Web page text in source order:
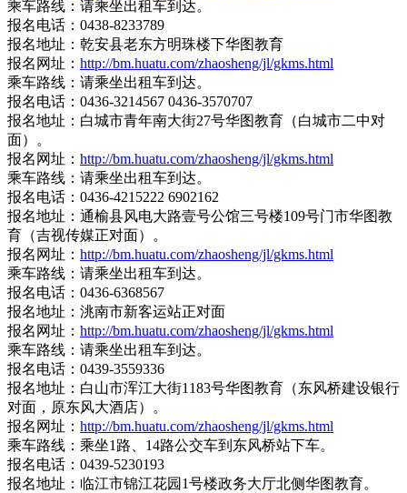
乘车路线：请乘坐出租车到达。
报名电话：0438-8233789
报名地址：乾安县老东方明珠楼下华图教育
报名网址： http://bm.huatu.com/zhaosheng/jl/gkms.html
乘车路线：请乘坐出租车到达。
报名电话：0436-3214567 0436-3570707
报名地址：白城市青年南大街27号华图教育（白城市二中对
面）。
报名网址： http://bm.huatu.com/zhaosheng/jl/gkms.html
乘车路线：请乘坐出租车到达。
报名电话：0436-4215222 6902162
报名地址：通榆县风电大路壹号公馆三号楼109号门市华图教
育（吉视传媒正对面）。
报名网址： http://bm.huatu.com/zhaosheng/jl/gkms.html
乘车路线：请乘坐出租车到达。
报名电话：0436-6368567
报名地址：洮南市新客运站正对面
报名网址： http://bm.huatu.com/zhaosheng/jl/gkms.html
乘车路线：请乘坐出租车到达。
报名电话：0439-3559336
报名地址：白山市浑江大街1183号华图教育（东风桥建设银行
对面，原东风大酒店）。
报名网址： http://bm.huatu.com/zhaosheng/jl/gkms.html
乘车路线：乘坐1路、14路公交车到东风桥站下车。
报名电话：0439-5230193
报名地址：临江市锦江花园1号楼政务大厅北侧华图教育。